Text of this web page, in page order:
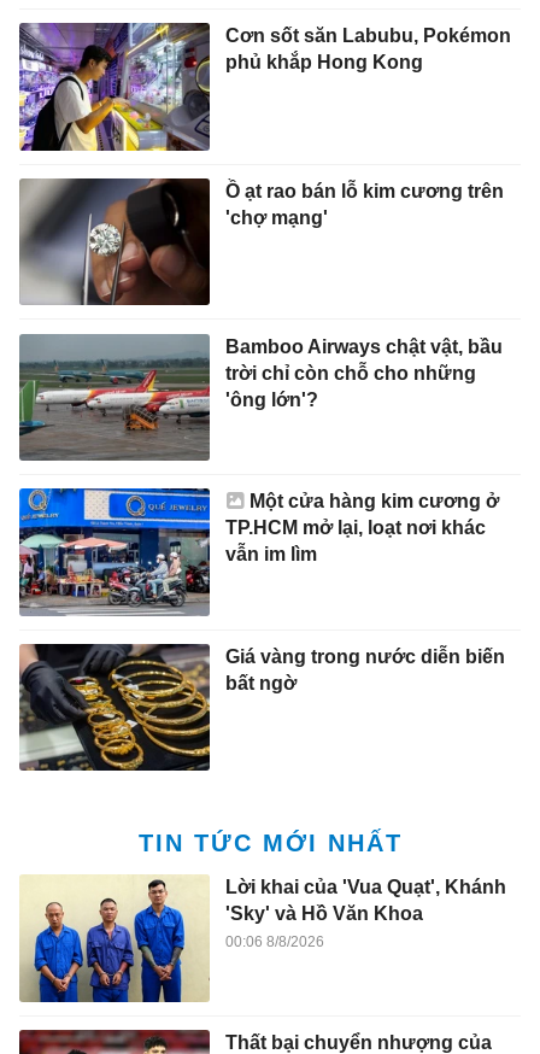
Cơn sốt săn Labubu, Pokémon
phủ khắp Hong Kong
Ồ ạt rao bán lỗ kim cương trên
'chợ mạng'
Bamboo Airways chật vật, bầu
trời chỉ còn chỗ cho những
'ông lớn'?
Một cửa hàng kim cương ở
TP.HCM mở lại, loạt nơi khác
vẫn im lìm
Giá vàng trong nước diễn biến
bất ngờ
TIN TỨC MỚI NHẤT
Lời khai của 'Vua Quạt', Khánh
'Sky' và Hồ Văn Khoa
00:06 8/8/2026
Thất bại chuyển nhượng của